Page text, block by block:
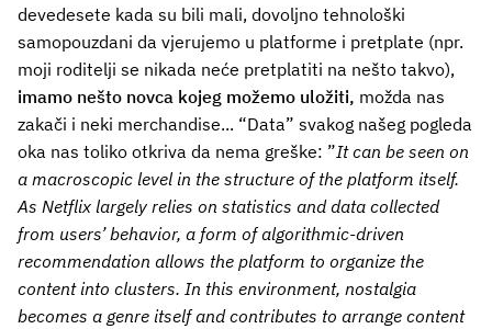
devedesete kada su bili mali, dovoljno tehnološki
samopouzdani da vjerujemo u platforme i pretplate (npr.
moji roditelji se nikada neće pretplatiti na nešto takvo),
imamo nešto novca kojeg možemo uložiti, možda nas
zakači i neki merchandise... “Data” svakog našeg pogleda
oka nas toliko otkriva da nema greške: ”It can be seen on
a macroscopic level in the structure of the platform itself.
As Netflix largely relies on statistics and data collected
from users’ behavior, a form of algorithmic-driven
recommendation allows the platform to organize the
content into clusters. In this environment, nostalgia
becomes a genre itself and contributes to arrange content